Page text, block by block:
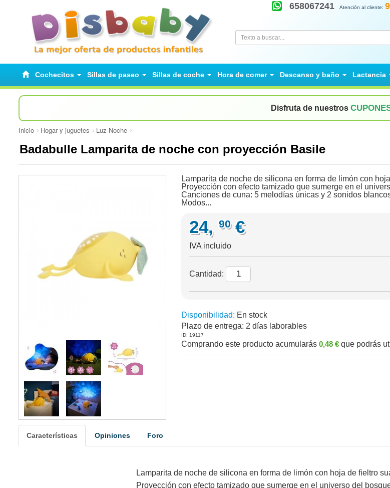
Atención al cliente:
658067241
Cochecitos Sillas de paseo Sillas de coche Hora de comer Descanso y baño Lactancia
Disfruta de nuestros
Inicio Hogar y juguetes Luz Noche
Badabulle Lamparita de noche con proyección Basile
Lamparita de noche de silicona en forma de limón con
Proyección con efecto tamizado que sumerge en el
Canciones de cuna: 5 melodías únicas y 2 sonidos
Modos...
24, 90 €
IVA incluido
Cantidad:
Disponibilidad: En stock
Plazo de entrega: 2 días laborables
ID: 19117
Comprando este producto acumularás 0,48 € que podrás
Características Opiniones Foro
Lamparita de noche de silicona en forma de limón con hoja de fieltro
Proyección con efecto tamizado que sumerge en el universo del